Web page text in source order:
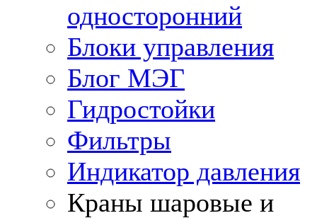
односторонний
Блоки управления
Блог МЭГ
Гидростойки
Фильтры
Индикатор давления
Краны шаровые и